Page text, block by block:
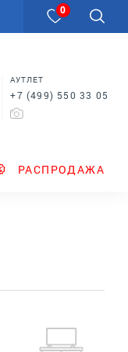
0
АУТЛЕТ
+7 (499) 550 33 05
РАСПРОДАЖА